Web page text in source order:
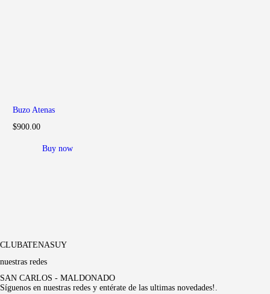
Buzo Atenas
$900.00
Buy now
CLUBATENASUY
nuestras redes
SAN CARLOS - MALDONADO
Síguenos en nuestras redes y entérate de las ultimas novedades!.